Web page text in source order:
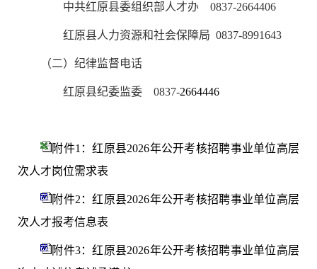
中共红原县委组织部人才办 0837-2664406
红原县人力资源和社会保障局 0837-8991643
（二）纪律监督电话
红原县纪委监委 0837-2664446
附件1：红原县2026年公开考核招聘事业单位高层
次人才岗位需求表
附件2：红原县2026年公开考核招聘事业单位高层
次人才报考信息表
附件3：红原县2026年公开考核招聘事业单位高层